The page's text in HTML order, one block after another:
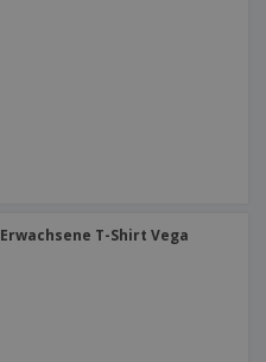
Erwachsene T-Shirt Vega